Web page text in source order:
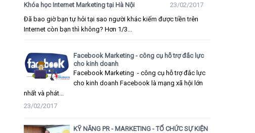
Khóa học Internet Marketing tại Hà Nội
23/02/2017
Đã bao giờ bạn tự hỏi tại sao người khác kiếm được tiền trên
Internet còn bạn thì không? Hơn 1/3...
Facebook Marketing - công cụ hỗ trợ đắc lực
cho kinh doanh
Facebook Marketing - công cụ hỗ trợ đắc lực
cho kinh doanh Facebook là mạng xã hội lớn
nhất và phát...
23/02/2017
KỸ NĂNG PR - MARKETING - TỔ CHỨC SỰ KIỆN